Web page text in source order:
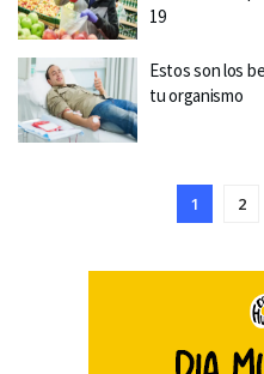
19
Estos son los
tu organismo
1 2